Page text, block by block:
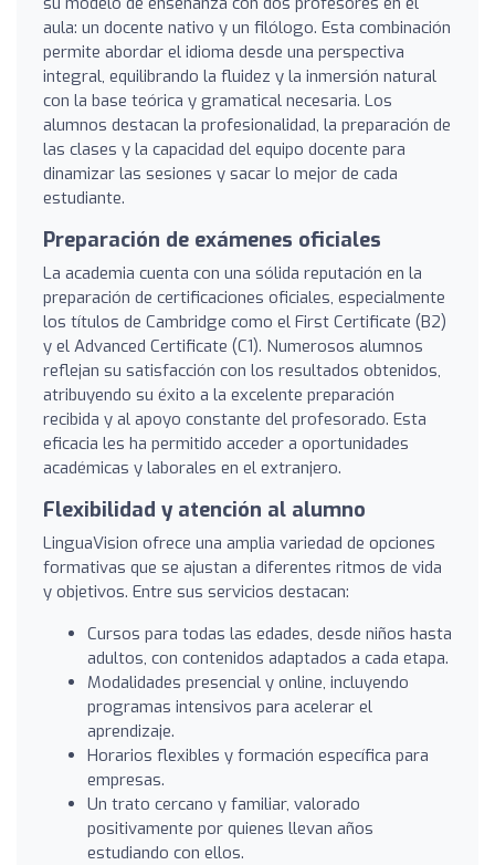
aula: un docente nativo y un filólogo. Esta combinación
permite abordar el idioma desde una perspectiva
integral, equilibrando la fluidez y la inmersión natural
con la base teórica y gramatical necesaria. Los
alumnos destacan la profesionalidad, la preparación de
las clases y la capacidad del equipo docente para
dinamizar las sesiones y sacar lo mejor de cada
estudiante.
Preparación de exámenes oficiales
La academia cuenta con una sólida reputación en la
preparación de certificaciones oficiales, especialmente
los títulos de Cambridge como el First Certificate (B2)
y el Advanced Certificate (C1). Numerosos alumnos
reflejan su satisfacción con los resultados obtenidos,
atribuyendo su éxito a la excelente preparación
recibida y al apoyo constante del profesorado. Esta
eficacia les ha permitido acceder a oportunidades
académicas y laborales en el extranjero.
Flexibilidad y atención al alumno
LinguaVision ofrece una amplia variedad de opciones
formativas que se ajustan a diferentes ritmos de vida
y objetivos. Entre sus servicios destacan:
Cursos para todas las edades, desde niños hasta
adultos, con contenidos adaptados a cada etapa.
Modalidades presencial y online, incluyendo
programas intensivos para acelerar el
aprendizaje.
Horarios flexibles y formación específica para
empresas.
Un trato cercano y familiar, valorado
positivamente por quienes llevan años
estudiando con ellos.